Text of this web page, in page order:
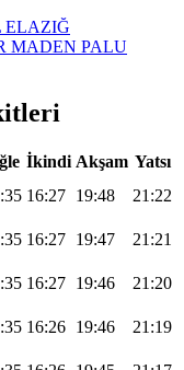
ELAZIĞ
MADEN PALU
İkindi Akşam Yatsı
16:27 19:48
21:22
16:27 19:47
21:21
16:27 19:46
21:20
16:26 19:46
21:19